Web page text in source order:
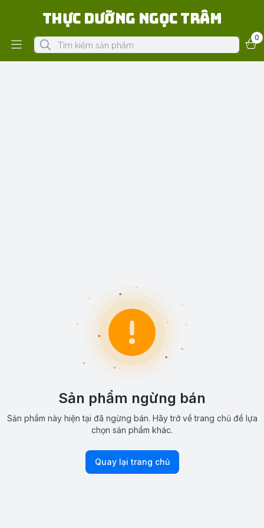
Thực Dưỡng Ngọc Trâm
0
Sản phẩm ngừng bán
Sản phẩm này hiện tại đã ngừng bán. Hãy trở về trang chủ để lựa
chọn sản phẩm khác.
Quay lại trang chủ